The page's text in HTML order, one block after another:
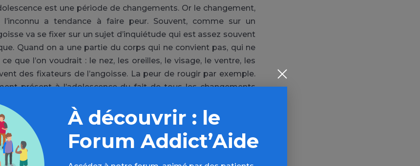
est une période de changements. Or le changement,
l’inconnu a tendance à faire peur. Souvent, comme sur un
va se fixer sur un sujet d’inquiétude qui est assez souvent
Quand on a une partie du corps qui ne convient pas, qui ne
que l’on voudrait : le nez, les oreilles, le visage, le ventre, les
des fixateurs de l’angoisse. La peur de rougir par exemple.
présent à l’adolescence du fait de tous les changements
?
importante et que l’angoisse est un handicap, qu’elle prend
excessive sans aucune raison. Il faut voir que si l’angoisse est
À découvrir : le
Forum Addict’Aide